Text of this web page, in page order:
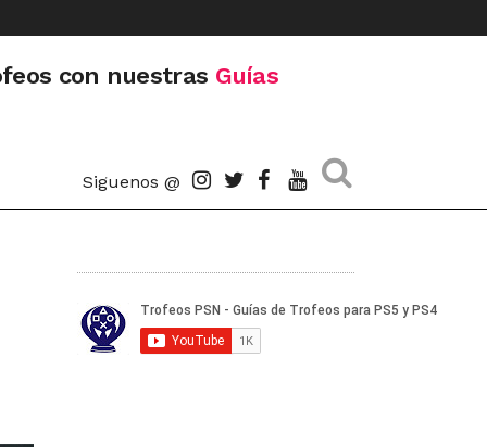
con nuestras Guías
Siguenos @